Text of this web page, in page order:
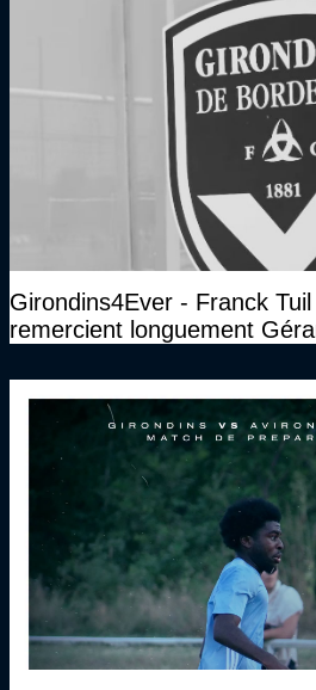
Girondins4Ever - Franck
remercient longuement